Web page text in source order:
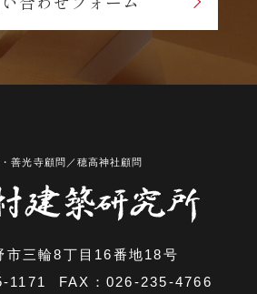
市三輪8丁目16番地18号
1171 FAX：026-235-4766